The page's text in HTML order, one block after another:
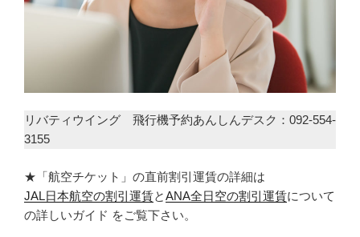
リバティウイング 飛行機予約あんしんデスク：092-554-
3155
★「航空チケット」の直前割引運賃の詳細は
JAL日本航空の割引運賃とANA全日空の割引運賃について
の詳しいガイド をご覧下さい。